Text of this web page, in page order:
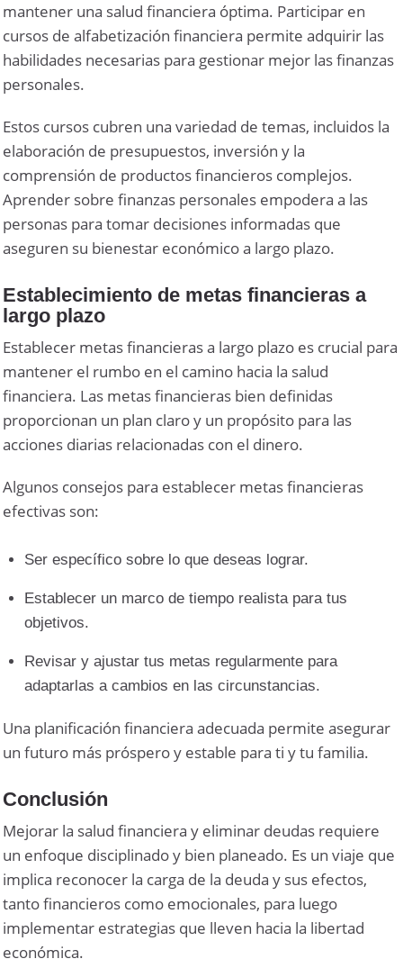
mantener una salud financiera óptima. Participar en
cursos de alfabetización financiera permite adquirir las
habilidades necesarias para gestionar mejor las finanzas
personales.
Estos cursos cubren una variedad de temas, incluidos la
elaboración de presupuestos, inversión y la
comprensión de productos financieros complejos.
Aprender sobre finanzas personales empodera a las
personas para tomar decisiones informadas que
aseguren su bienestar económico a largo plazo.
Establecimiento de metas financieras a
largo plazo
Establecer metas financieras a largo plazo es crucial para
mantener el rumbo en el camino hacia la salud
financiera. Las metas financieras bien definidas
proporcionan un plan claro y un propósito para las
acciones diarias relacionadas con el dinero.
Algunos consejos para establecer metas financieras
efectivas son:
Ser específico sobre lo que deseas lograr.
Establecer un marco de tiempo realista para tus
objetivos.
Revisar y ajustar tus metas regularmente para
adaptarlas a cambios en las circunstancias.
Una planificación financiera adecuada permite asegurar
un futuro más próspero y estable para ti y tu familia.
Conclusión
Mejorar la salud financiera y eliminar deudas requiere
un enfoque disciplinado y bien planeado. Es un viaje que
implica reconocer la carga de la deuda y sus efectos,
tanto financieros como emocionales, para luego
implementar estrategias que lleven hacia la libertad
económica.